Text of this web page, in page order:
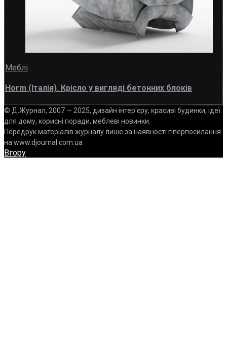
Меблі
Horm (Італія). Крісло у вигляді бетонних блоків
© Д.Журнал, 2007 — 2025, дизайн інтер'єру, красиві будинки, ідеї
для дому, корисні поради, меблеві новинки.
Передрук матеріалів журналу лише за наявності гіперпосилання
на www.djournal.com.ua
Вгору